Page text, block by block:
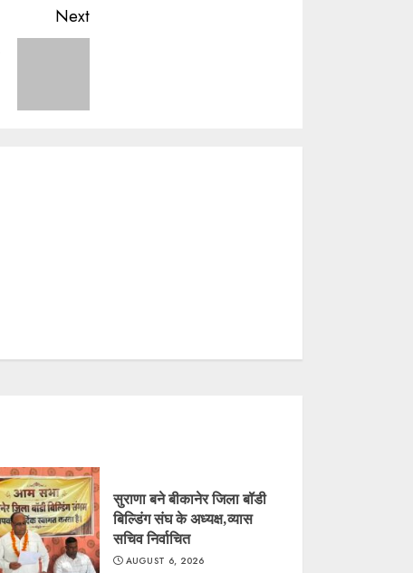
Next
सुराणा बने बीकानेर जिला बॉडी
बिल्डिंग संघ के अध्यक्ष,व्यास
सचिव निर्वाचित
AUGUST 6, 2026